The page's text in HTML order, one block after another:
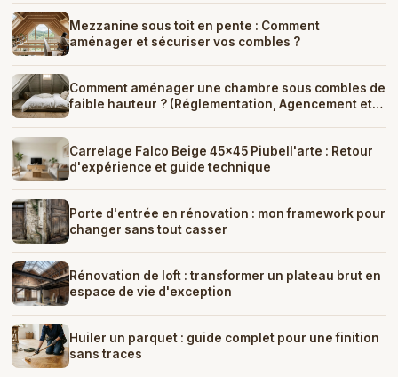
Mezzanine sous toit en pente : Comment
aménager et sécuriser vos combles ?
Comment aménager une chambre sous combles de
faible hauteur ? (Réglementation, Agencement et
Carrelage Falco Beige 45x45 Piubell'arte : Retour
d'expérience et guide technique
Porte d'entrée en rénovation : mon framework pour
changer sans tout casser
Rénovation de loft : transformer un plateau brut en
espace de vie d'exception
Huiler un parquet : guide complet pour une finition
sans traces